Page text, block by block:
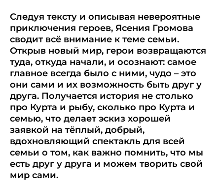
Следуя тексту и описывая невероятные
приключения героев, Ясения Громова
сводит всё внимание к теме семьи.
Открыв новый мир, герои возвращаются
туда, откуда начали, и осознают: самое
главное всегда было с ними, чудо – это
они сами и их возможность быть друг у
друга. Получается история не столько
про Курта и рыбу, сколько про Курта и
семью, что делает эскиз хорошей
заявкой на тёплый, добрый,
вдохновляющий спектакль для всей
семьи о том, как важно помнить, что мы
есть друг у друга и можем творить свой
мир сами.